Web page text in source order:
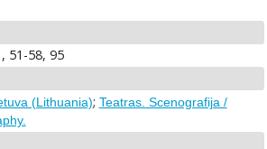
51-58, 95
(Lithuania); Teatras. Scenografija /